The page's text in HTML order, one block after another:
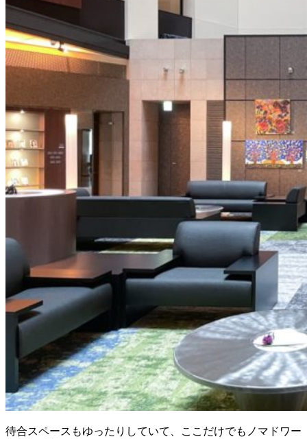
待合スペースもゆったりしていて、ここだけでもノマドワー